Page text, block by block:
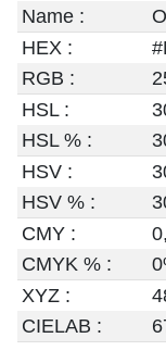
Name :
HEX :
RGB :
HSL :
HSL % :
HSV :
HSV % :
CMY :
CMYK % :
XYZ :
CIELAB :